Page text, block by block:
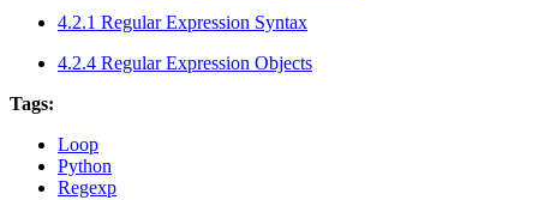
4.2.1 Regular Expression Syntax
4.2.4 Regular Expression Objects
Tags:
Loop
Python
Regexp